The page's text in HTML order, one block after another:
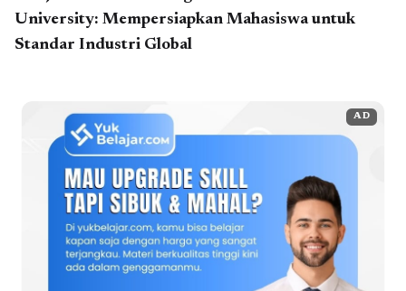
University: Mempersiapkan Mahasiswa untuk
Standar Industri Global
AD